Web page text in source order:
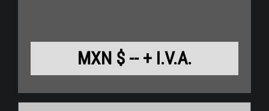
MXN $ -- + I.V.A.